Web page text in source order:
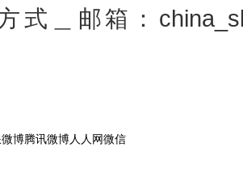
式＿邮箱：
博腾讯微博人人网微信